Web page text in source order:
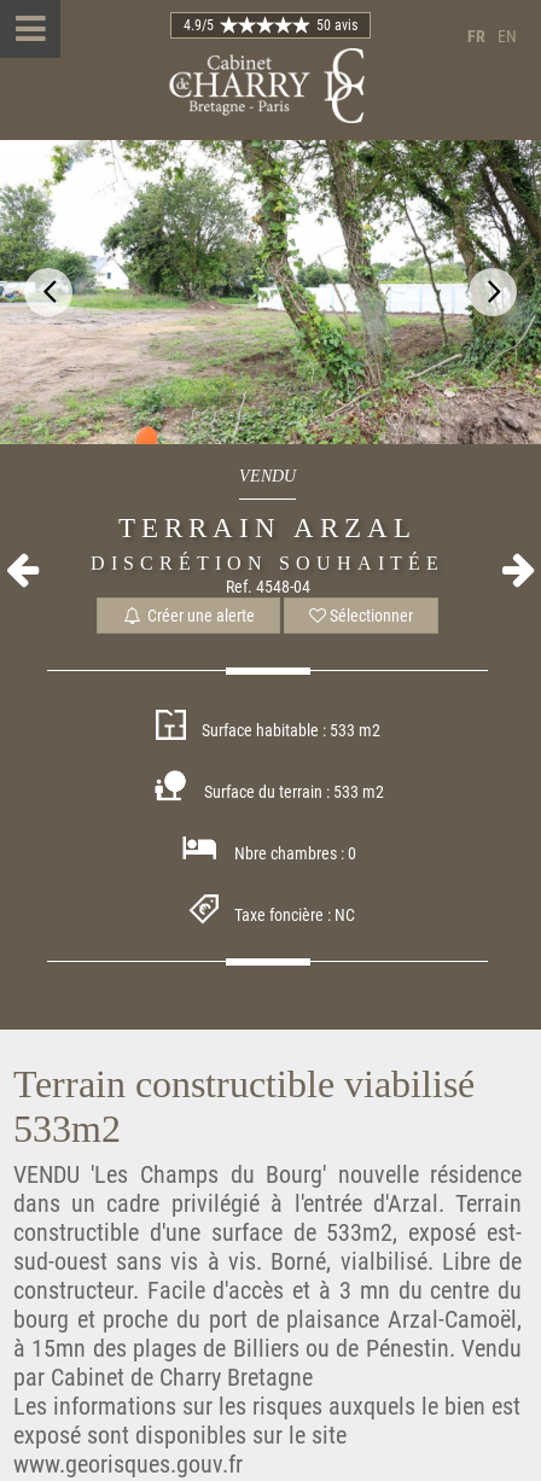
FR EN
4.9/5 50 avis
VENDU
TERRAIN ARZAL
DISCRÉTION SOUHAITÉE
Ref. 4548-04
Créer une alerte Sélectionner
Surface habitable : 533 m2
Surface du terrain : 533 m2
Nbre chambres : 0
Taxe foncière : NC
Terrain constructible viabilisé
533m2
VENDU 'Les Champs du Bourg' nouvelle résidence
dans un cadre privilégié à l'entrée d'Arzal. Terrain
constructible d'une surface de 533m2, exposé est-
sud-ouest sans vis à vis. Borné, vialbilisé. Libre de
constructeur. Facile d'accès et à 3 mn du centre du
bourg et proche du port de plaisance Arzal-Camoël,
à 15mn des plages de Billiers ou de Pénestin. Vendu
par Cabinet de Charry Bretagne
Les informations sur les risques auxquels le bien est
exposé sont disponibles sur le site
www.georisques.gouv.fr